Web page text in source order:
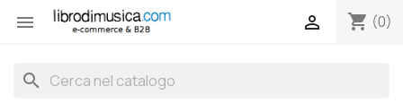
 shopping_cart (0)

search